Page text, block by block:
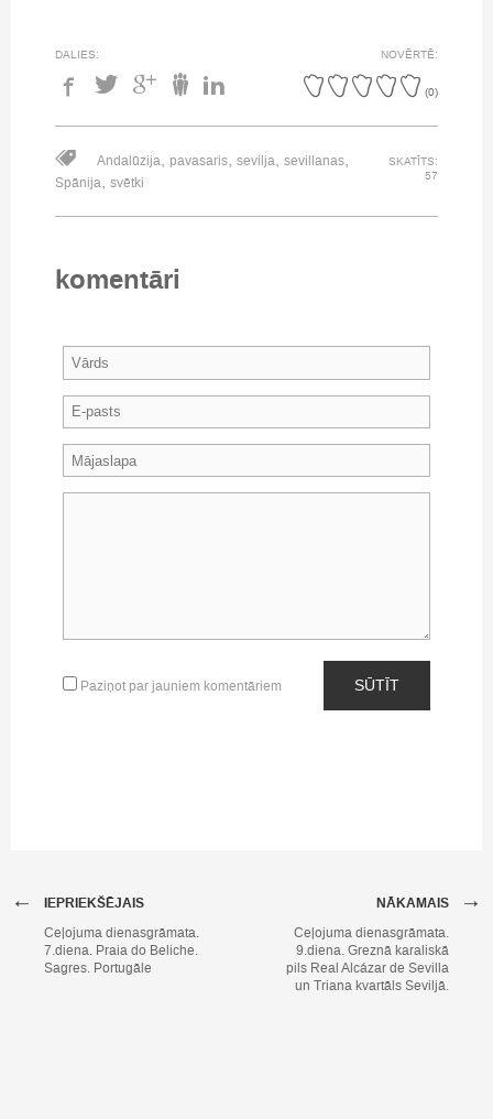
DALIES: NOVĒRTĒ:
(0)
Andalūzija, pavasaris, sevilja, sevillanas,
Spānija, svētki
SKATĪTS:
57
komentāri
Paziņot par jauniem komentāriem SŪTĪT
IEPRIEKŠĒJAIS
←
Ceļojuma dienasgrāmata.
7.diena. Praia do Beliche.
Sagres. Portugāle
NĀKAMAIS →
Ceļojuma dienasgrāmata.
9.diena. Greznā karaliskā
pils Real Alcázar de Sevilla
un Triana kvartāls Seviljā.